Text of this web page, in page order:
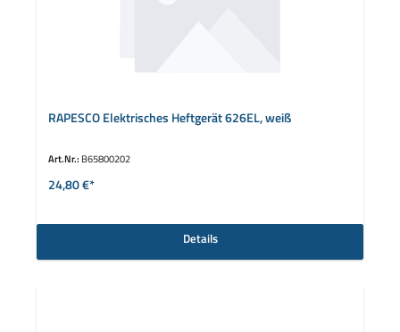
RAPESCO Elektrisches Heftgerät 626EL, weiß
Art.Nr.: B65800202
24,80 €*
Details